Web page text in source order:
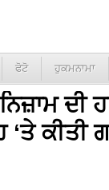
ਫੋਟੋ ਹੁਕਮਨਾਮਾ
ਦੀ
‘ਤੇ ਕੀਤੀ